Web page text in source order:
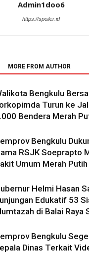
Admin1doo6
https://spoiler.id
MORE FROM AUTHOR
Bengkulu
Turun ke
Bendera Merah
Bengkulu
RSJK Soeprapto
Umum Merah Putih
Helmi Hasan
Edukatif 53
di Balai Raya
Bengkulu
Dinas Terkait